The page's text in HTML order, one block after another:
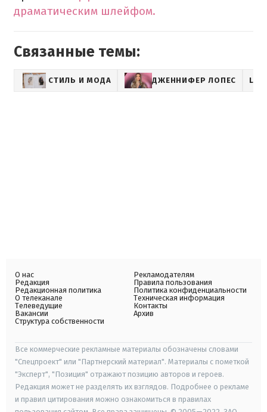
драматическим шлейфом.
Связанные темы:
СТИЛЬ И МОДА ДЖЕННИФЕР ЛОПЕС
О нас
Редакция
Редакционная политика
О телеканале
Телеведущие
Вакансии
Структура собственности
Рекламодателям
Правила пользования
Политика конфиденциальности
Техническая информация
Контакты
Архив
Все коммерческие рекламные материалы обозначены словами
"Спецпроект" или "Партнерский материал". Материалы с пометкой
"Эксперт", "Позиция" отражают позицию авторов и героев.
Редакция может не разделять их взглядов. Подробнее о рекламе
и правил цитирования можно ознакомиться в правилах